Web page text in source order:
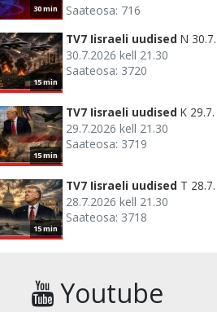
30 min
Saateosa: 716
15 min
TV7 Iisraeli uudised N 30.7.
30.7.2026 kell 21.30
Saateosa: 3720
15 min
TV7 Iisraeli uudised K 29.7.
29.7.2026 kell 21.30
Saateosa: 3719
15 min
TV7 Iisraeli uudised T 28.7.
28.7.2026 kell 21.30
Saateosa: 3718
Youtube